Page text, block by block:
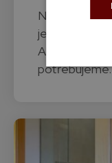
Naše firma
jednu saunu
Abychom